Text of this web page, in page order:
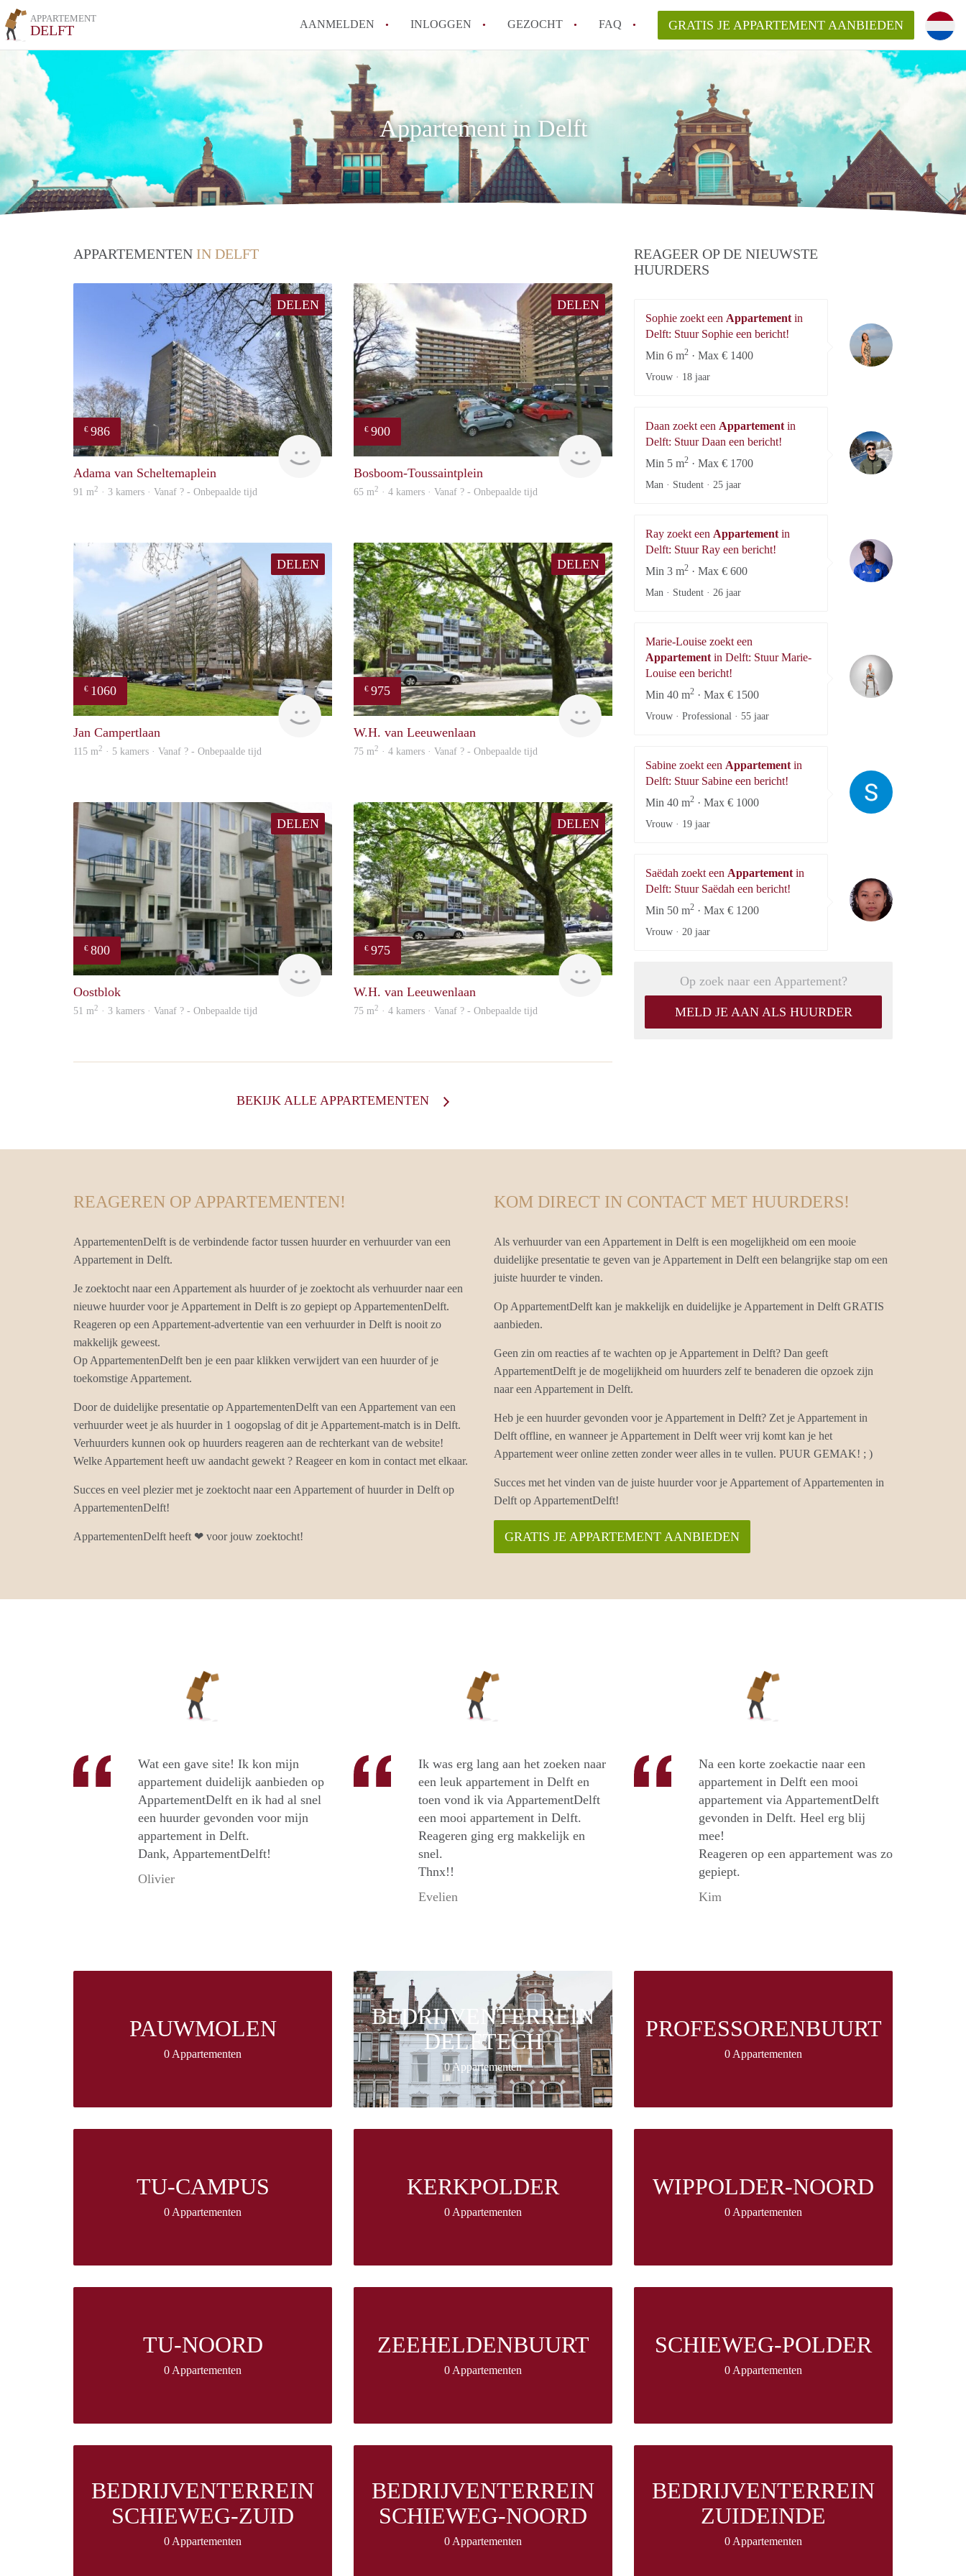
APPARTEMENT
DELFT AANMELDEN INLOGGEN GEZOCHT FAQ
How to translate AppartementDelft!
Wat is AppartementDelft?
Hoeveel kost het om te reageren op een Appartement in Delft?
Wat is de privacyverklaring van AppartementDelft?
Berekent AppartementDelft makelaarsvergoeding/bemiddelingsvergoeding?
Alle veelgestelde vragen
GRATIS JE APPARTEMENT AANBIEDEN
Appartement in Delft
APPARTEMENTEN IN DELFT
DELEN
€ 986
finder
Adama van Scheltemaplein
91 m2 · 3 kamers · Vanaf ? - Onbepaalde tijd
DELEN
€ 900
finder
Bosboom-Toussaintplein
65 m2 · 4 kamers · Vanaf ? - Onbepaalde tijd
DELEN
€ 1060
finder
Jan Campertlaan
115 m2 · 5 kamers · Vanaf ? - Onbepaalde tijd
DELEN
€ 975
Woning
W.H. van Leeuwenlaan
75 m2 · 4 kamers · Vanaf ? - Onbepaalde tijd
DELEN
€ 800
Woning
Oostblok
51 m2 · 3 kamers · Vanaf ? - Onbepaalde tijd
DELEN
€ 975
finder
W.H. van Leeuwenlaan
75 m2 · 4 kamers · Vanaf ? - Onbepaalde tijd
BEKIJK ALLE APPARTEMENTEN
REAGEER OP DE NIEUWSTE
HUURDERS
Sophie zoekt een Appartement in
Delft: Stuur Sophie een bericht!
Min 6 m2 · Max € 1400
Vrouw · 18 jaar
Daan zoekt een Appartement in
Delft: Stuur Daan een bericht!
Min 5 m2 · Max € 1700
Man · Student · 25 jaar
Ray zoekt een Appartement in
Delft: Stuur Ray een bericht!
Min 3 m2 · Max € 600
Man · Student · 26 jaar
Marie-Louise zoekt een
Appartement in Delft: Stuur Marie-
Louise een bericht!
Min 40 m2 · Max € 1500
Vrouw · Professional · 55 jaar
Sabine zoekt een Appartement in
Delft: Stuur Sabine een bericht!
Min 40 m2 · Max € 1000
Vrouw · 19 jaar
Saëdah zoekt een Appartement in
Delft: Stuur Saëdah een bericht!
Min 50 m2 · Max € 1200
Vrouw · 20 jaar
Op zoek naar een Appartement?
MELD JE AAN ALS HUURDER
REAGEREN OP APPARTEMENTEN!
AppartementenDelft is de verbindende factor tussen huurder en verhuurder van een
Appartement in Delft.
Je zoektocht naar een Appartement als huurder of je zoektocht als verhuurder naar een
nieuwe huurder voor je Appartement in Delft is zo gepiept op AppartementenDelft.
Reageren op een Appartement-advertentie van een verhuurder in Delft is nooit zo
makkelijk geweest.
Op AppartementenDelft ben je een paar klikken verwijdert van een huurder of je
toekomstige Appartement.
Door de duidelijke presentatie op AppartementenDelft van een Appartement van een
verhuurder weet je als huurder in 1 oogopslag of dit je Appartement-match is in Delft.
Verhuurders kunnen ook op huurders reageren aan de rechterkant van de website!
Welke Appartement heeft uw aandacht gewekt ? Reageer en kom in contact met elkaar.
Succes en veel plezier met je zoektocht naar een Appartement of huurder in Delft op
AppartementenDelft!
AppartementenDelft heeft ❤ voor jouw zoektocht!
KOM DIRECT IN CONTACT MET HUURDERS!
Als verhuurder van een Appartement in Delft is een mogelijkheid om een mooie
duidelijke presentatie te geven van je Appartement in Delft een belangrijke stap om een
juiste huurder te vinden.
Op AppartementDelft kan je makkelijk en duidelijke je Appartement in Delft GRATIS
aanbieden.
Geen zin om reacties af te wachten op je Appartement in Delft? Dan geeft
AppartementDelft je de mogelijkheid om huurders zelf te benaderen die opzoek zijn
naar een Appartement in Delft.
Heb je een huurder gevonden voor je Appartement in Delft? Zet je Appartement in
Delft offline, en wanneer je Appartement in Delft weer vrij komt kan je het
Appartement weer online zetten zonder weer alles in te vullen. PUUR GEMAK! ; )
Succes met het vinden van de juiste huurder voor je Appartement of Appartementen in
Delft op AppartementDelft!
GRATIS JE APPARTEMENT AANBIEDEN
Wat een gave site! Ik kon mijn
appartement duidelijk aanbieden op
AppartementDelft en ik had al snel
een huurder gevonden voor mijn
appartement in Delft.
Dank, AppartementDelft!
Olivier
Ik was erg lang aan het zoeken naar
een leuk appartement in Delft en
toen vond ik via AppartementDelft
een mooi appartement in Delft.
Reageren ging erg makkelijk en
snel.
Thnx!!
Evelien
Na een korte zoekactie naar een
appartement in Delft een mooi
appartement via AppartementDelft
gevonden in Delft. Heel erg blij
mee!
Reageren op een appartement was zo
gepiept.
Kim
PAUWMOLEN
0 Appartementen
BEDRIJVENTERREIN
DELFTECH
0 Appartementen
PROFESSORENBUURT
0 Appartementen
TU-CAMPUS
0 Appartementen
KERKPOLDER
0 Appartementen
WIPPOLDER-NOORD
0 Appartementen
TU-NOORD
0 Appartementen
ZEEHELDENBUURT
0 Appartementen
SCHIEWEG-POLDER
0 Appartementen
BEDRIJVENTERREIN
SCHIEWEG-ZUID
0 Appartementen
BEDRIJVENTERREIN
SCHIEWEG-NOORD
0 Appartementen
BEDRIJVENTERREIN
ZUIDEINDE
0 Appartementen